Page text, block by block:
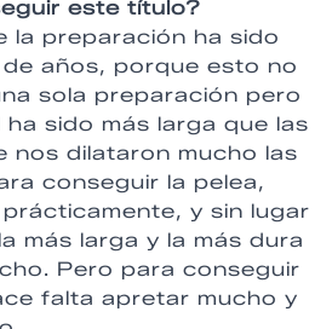
este título?
la preparación ha sido
años, porque esto no
sola preparación pero
sido más larga que las
nos dilataron mucho las
conseguir la pelea,
y sin lugar
más larga y la más dura
Pero para conseguir
falta apretar mucho y